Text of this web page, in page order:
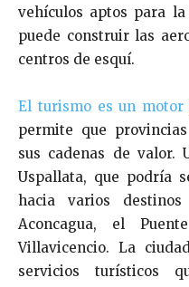
vehículos aptos para
puede construir las
centros de esquí.
El turismo es un
permite que
sus cadenas de valor.
Uspallata, que podría
hacia varios
Aconcagua, el
Villavicencio. La
servicios turísticos